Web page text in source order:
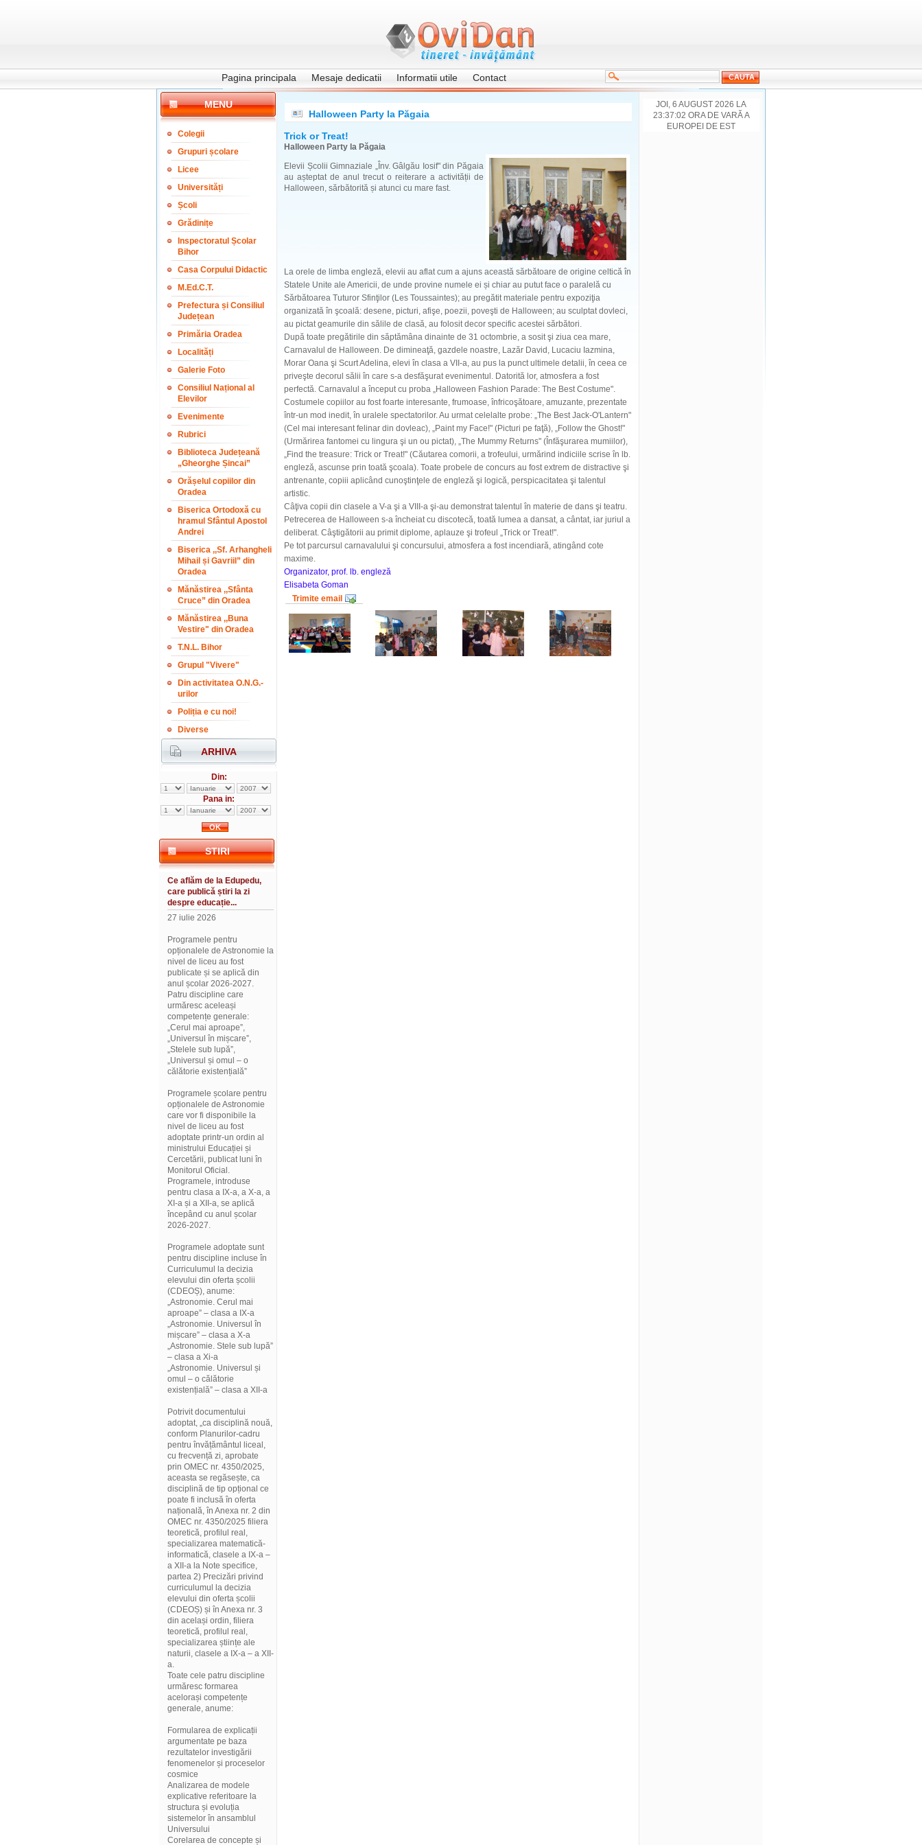
Pagina principala Mesaje dedicatii Informatii utile Contact
MENU
Colegii
Grupuri școlare
Licee
Universități
Școli
Grădinițe
Inspectoratul Școlar
Bihor
Casa Corpului Didactic
M.Ed.C.T.
Prefectura și Consiliul
Județean
Primăria Oradea
Localități
Galerie Foto
Consiliul Național al
Elevilor
Evenimente
Rubrici
Biblioteca Județeană
„Gheorghe Șincai”
Orășelul copiilor din
Oradea
Biserica Ortodoxă cu
hramul Sfântul Apostol
Andrei
Biserica ,,Sf. Arhangheli
Mihail și Gavriil” din
Oradea
Mănăstirea ,,Sfânta
Cruce” din Oradea
Mănăstirea ,,Buna
Vestire" din Oradea
T.N.L. Bihor
Grupul "Vivere"
Din activitatea O.N.G.-
urilor
Poliția e cu noi!
Diverse
ARHIVA
Din:
Pana in:
STIRI
Ce aflăm de la Edupedu,
care publică știri la zi
despre educație...
27 iulie 2026
Programele pentru
opționalele de Astronomie la
nivel de liceu au fost
publicate și se aplică din
anul școlar 2026-2027.
Patru discipline care
urmăresc aceleași
competențe generale:
„Cerul mai aproape”,
„Universul în mișcare”,
„Stelele sub lupă”,
„Universul și omul – o
călătorie existențială”
Programele școlare pentru
opționalele de Astronomie
care vor fi disponibile la
nivel de liceu au fost
adoptate printr-un ordin al
ministrului Educației și
Cercetării, publicat luni în
Monitorul Oficial.
Programele, introduse
pentru clasa a IX-a, a X-a, a
XI-a și a XII-a, se aplică
începând cu anul școlar
2026-2027.
Programele adoptate sunt
pentru discipline incluse în
Curriculumul la decizia
elevului din oferta școlii
(CDEOȘ), anume:
„Astronomie. Cerul mai
aproape” – clasa a IX-a
„Astronomie. Universul în
mișcare” – clasa a X-a
„Astronomie. Stele sub lupă”
– clasa a Xi-a
„Astronomie. Universul și
omul – o călătorie
existențială” – clasa a XII-a
Potrivit documentului
adoptat, „ca disciplină nouă,
conform Planurilor-cadru
pentru învățământul liceal,
cu frecvență zi, aprobate
prin OMEC nr. 4350/2025,
aceasta se regăsește, ca
disciplină de tip opțional ce
poate fi inclusă în oferta
națională, în Anexa nr. 2 din
OMEC nr. 4350/2025 filiera
teoretică, profilul real,
specializarea matematică-
informatică, clasele a IX-a –
a XII-a la Note specifice,
partea 2) Precizări privind
curriculumul la decizia
elevului din oferta școlii
(CDEOȘ) și în Anexa nr. 3
din același ordin, filiera
teoretică, profilul real,
specializarea științe ale
naturii, clasele a IX-a – a XII-
a.
Toate cele patru discipline
urmăresc formarea
acelorași competențe
generale, anume:
Formularea de explicații
argumentate pe baza
rezultatelor investigării
fenomenelor și proceselor
cosmice
Analizarea de modele
explicative referitoare la
structura și evoluția
sistemelor în ansamblul
Universului
Corelarea de concepte și
Halloween Party la Păgaia
Trick or Treat!
Halloween Party la Păgaia
Elevii Școlii Gimnaziale „Înv. Gâlgău Iosif" din Păgaia
au așteptat de anul trecut o reiterare a activității de
Halloween, sărbătorită și atunci cu mare fast.
La orele de limba engleză, elevii au aflat cum a ajuns această sărbătoare de origine celtică în
Statele Unite ale Americii, de unde provine numele ei și chiar au putut face o paralelă cu
Sărbătoarea Tuturor Sfinţilor (Les Toussaintes); au pregătit materiale pentru expoziţia
organizată în şcoală: desene, picturi, afişe, poezii, poveşti de Halloween; au sculptat dovleci,
au pictat geamurile din sălile de clasă, au folosit decor specific acestei sărbători.
După toate pregătirile din săptămâna dinainte de 31 octombrie, a sosit şi ziua cea mare,
Carnavalul de Halloween. De dimineaţă, gazdele noastre, Lazăr David, Lucaciu Iazmina,
Morar Oana şi Scurt Adelina, elevi în clasa a VII-a, au pus la punct ultimele detalii, în ceea ce
priveşte decorul sălii în care s-a desfăşurat evenimentul. Datorită lor, atmosfera a fost
perfectă. Carnavalul a început cu proba „Halloween Fashion Parade: The Best Costume".
Costumele copiilor au fost foarte interesante, frumoase, înfricoşătoare, amuzante, prezentate
într-un mod inedit, în uralele spectatorilor. Au urmat celelalte probe: „The Best Jack-O'Lantern"
(Cel mai interesant felinar din dovleac), „Paint my Face!" (Picturi pe faţă), „Follow the Ghost!"
(Urmărirea fantomei cu lingura şi un ou pictat), „The Mummy Returns" (Înfăşurarea mumiilor),
„Find the treasure: Trick or Treat!" (Căutarea comorii, a trofeului, urmărind indiciile scrise în lb.
engleză, ascunse prin toată şcoala). Toate probele de concurs au fost extrem de distractive şi
antrenante, copiii aplicând cunoştinţele de engleză şi logică, perspicacitatea şi talentul
artistic.
Câţiva copii din clasele a V-a şi a VIII-a şi-au demonstrat talentul în materie de dans şi teatru.
Petrecerea de Halloween s-a încheiat cu discotecă, toată lumea a dansat, a cântat, iar juriul a
deliberat. Câştigătorii au primit diplome, aplauze şi trofeul „Trick or Treat!".
Pe tot parcursul carnavalului şi concursului, atmosfera a fost incendiară, atingând cote
maxime.
Organizator, prof. lb. engleză
Elisabeta Goman
Trimite email
JOI, 6 AUGUST 2026 LA
23:37:02 ORA DE VARĂ A
EUROPEI DE EST